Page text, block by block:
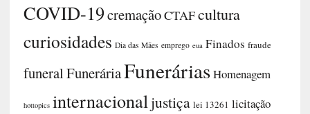
COVID-19cremaçãoCTAFcultura
curiosidades Dia das Mães emprego eua Finados fraude
funeralFuneráriaFuneráriasHomenagem
hottopics internacionaljustiça lei 13261 licitação